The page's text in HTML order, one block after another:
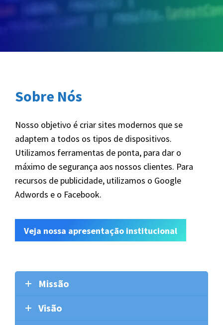
Sobre Nós
Nosso objetivo é criar sites modernos que se
adaptem a todos os tipos de dispositivos.
Utilizamos ferramentas de ponta, para dar o
máximo de segurança aos nossos clientes. Para
recursos de publicidade, utilizamos o Google
Adwords e o Facebook.
Veja nossa apresentação institucional
Missão
Visão